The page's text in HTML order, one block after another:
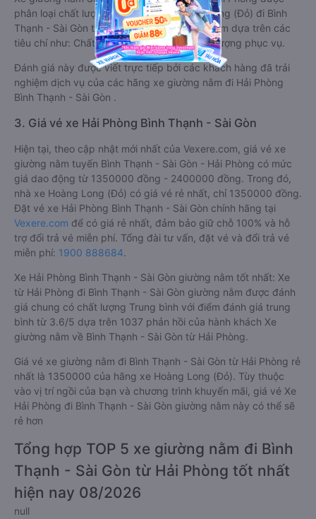
phân loại chất lượng tốt nhất là xe Hoàng Long (Đỏ) đi Bình
Thạnh - Sài Gòn từ Hải Phòng đạt 4.6 / 5 điểm dựa trên các
tiêu chí như: Chất lượng xe, Đúng giờ, Chất lượng phục vụ.
Đánh giá này được viết trực tiếp bởi các khách hàng đã trải
nghiệm dịch vụ của các hãng xe giường nằm đi Hải Phòng
Bình Thạnh - Sài Gòn .
3. Giá vé xe Hải Phòng Bình Thạnh - Sài Gòn
Hiện tại, theo cập nhật mới nhất của Vexere.com, giá vé xe
giường nằm tuyến Bình Thạnh - Sài Gòn - Hải Phòng có mức
giá dao động từ 1350000 đồng - 2400000 đồng. Trong đó,
nhà xe Hoàng Long (Đỏ) có giá vé rẻ nhất, chỉ 1350000 đồng.
Đặt vé xe Hải Phòng Bình Thạnh - Sài Gòn chính hãng tại
Vexere.com để có giá rẻ nhất, đảm bảo giữ chỗ 100% và hỗ
trợ đổi trả vé miễn phí. Tổng đài tư vấn, đặt vé và đổi trả vé
miễn phí: 1900 888684.
Xe Hải Phòng Bình Thạnh - Sài Gòn giường nằm tốt nhất: Xe
từ Hải Phòng đi Bình Thạnh - Sài Gòn giường nằm được đánh
giá chung có chất lượng Trung bình với điểm đánh giá trung
bình từ 3.6/5 dựa trên 1037 phản hồi của hành khách Xe
giường nằm về Bình Thạnh - Sài Gòn từ Hải Phòng.
Giá vé xe giường nằm đi Bình Thạnh - Sài Gòn từ Hải Phòng rẻ
nhất là 1350000 của hãng xe Hoàng Long (Đỏ). Tùy thuộc
vào vị trí ngồi của bạn và chương trình khuyến mãi, giá vé Xe
Hải Phòng đi Bình Thạnh - Sài Gòn giường nằm này có thể sẽ
rẻ hơn
Tổng hợp TOP 5 xe giường nằm đi Bình
Thạnh - Sài Gòn từ Hải Phòng tốt nhất
hiện nay 08/2026
null